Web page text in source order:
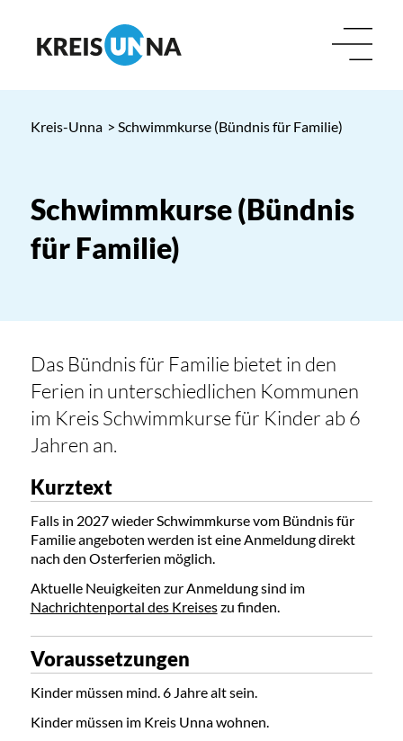
Kreis-Unna > Schwimmkurse (Bündnis für Familie)
Schwimmkurse (Bündnis
für Familie)
Das Bündnis für Familie bietet in den
Ferien in unterschiedlichen Kommunen
im Kreis Schwimmkurse für Kinder ab 6
Jahren an.
Kurztext
Falls in 2027 wieder Schwimmkurse vom Bündnis für
Familie angeboten werden ist eine Anmeldung direkt
nach den Osterferien möglich.
Aktuelle Neuigkeiten zur Anmeldung sind im
Nachrichtenportal des Kreiseszu finden.
Voraussetzungen
Kinder müssen mind. 6 Jahre alt sein.
Kinder müssen im Kreis Unna wohnen.